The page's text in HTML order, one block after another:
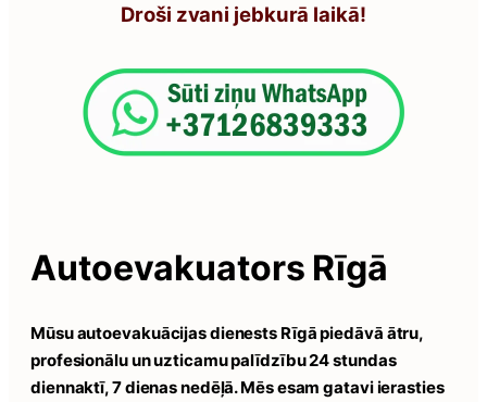
Droši zvani jebkurā laikā!
Autoevakuators Rīgā
Mūsu autoevakuācijas dienests Rīgā piedāvā ātru,
profesionālu un uzticamu palīdzību 24 stundas
diennaktī, 7 dienas nedēļā. Mēs esam gatavi ierasties